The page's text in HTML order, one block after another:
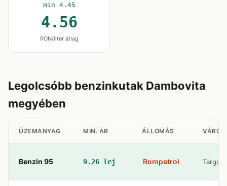
min 4.45
4.56
RON/liter átlag
Legolcsóbb benzinkutak Dambovita
megyében
ÜZEMANYAG MIN. ÁR ÁLLOMÁS VÁROS
Benzin 95 9.26 lej Rompetrol